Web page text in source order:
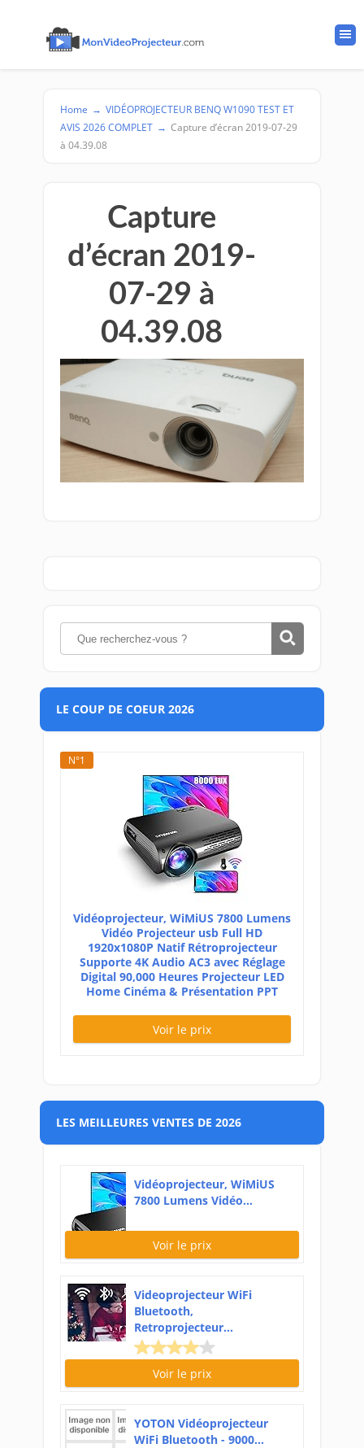
Home → VIDÉOPROJECTEUR BENQ W1090 TEST ET
AVIS 2026 COMPLET → Capture d’écran 2019-07-29
à 04.39.08
Capture
d’écran 2019-
07-29 à
04.39.08
LE COUP DE COEUR 2026
N°1
Vidéoprojecteur, WiMiUS 7800 Lumens
Vidéo Projecteur usb Full HD
1920x1080P Natif Rétroprojecteur
Supporte 4K Audio AC3 avec Réglage
Digital 90,000 Heures Projecteur LED
Home Cinéma & Présentation PPT
Voir le prix
LES MEILLEURES VENTES DE 2026
Vidéoprojecteur, WiMiUS
7800 Lumens Vidéo...
Voir le prix
Videoprojecteur WiFi
Bluetooth,
Retroprojecteur...
Voir le prix
YOTON Vidéoprojecteur
WiFi Bluetooth - 9000...